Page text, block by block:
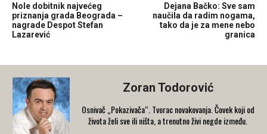
Nole dobitnik najvećeg
priznanja grada Beograda –
nagrade Despot Stefan
Lazarević
Dejana Bačko: Sve sam
naučila da radim nogama,
tako da je za mene nebo
granica
Zoran Todorović
Osnivač „Pokazivača“. Tvorac novakovanja. Čovek koji od
života želi sve ili ništa, a trenutno živi negde između.